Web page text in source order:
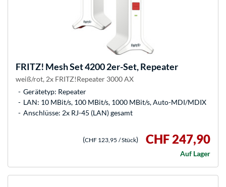
FRITZ! Mesh Set 4200 2er-Set, Repeater
weiß/rot, 2x FRITZ!Repeater 3000 AX
Gerätetyp: Repeater
LAN: 10 MBit/s, 100 MBit/s, 1000 MBit/s, Auto-MDI/MDIX
Anschlüsse: 2x RJ-45 (LAN) gesamt
(CHF 123,95 / Stück) CHF 247,90
Auf Lager